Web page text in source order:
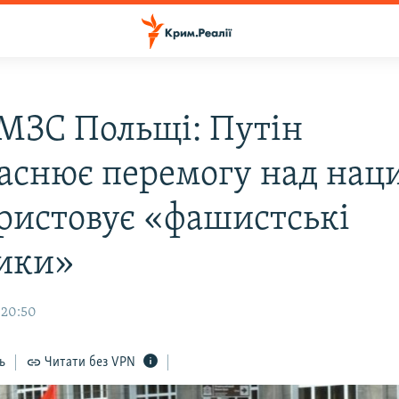
Польщі: Путін
перемогу над
«фашистські
20:50
Читати без VPN